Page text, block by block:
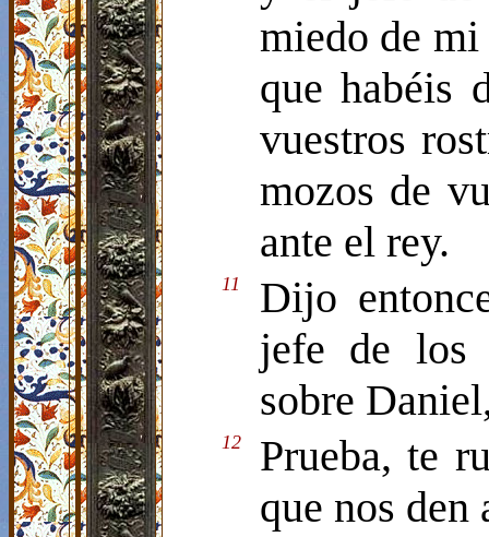
miedo de mi
que habéis
vuestros
mozos de
ante el rey.
11
Dijo
jefe de los
sobre
12
Prueba, te
que nos den